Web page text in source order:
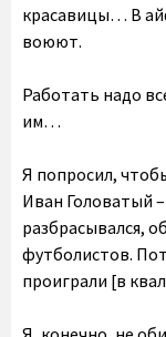
красавицы… В
воюют.
Работать надо
им…
Я попросил,
Иван Головатый
разбрасывался,
футболистов.
проиграли [в